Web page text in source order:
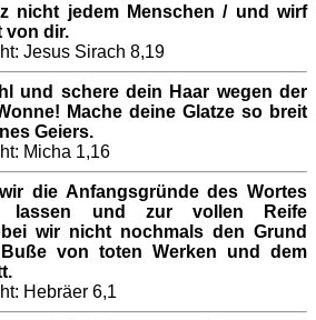
nicht jedem Menschen / und wirf
von dir.
Jesus Sirach 8,19
und schere dein Haar wegen der
Mache deine Glatze so breit
Geiers.
Micha 1,16
die Anfangsgründe des Wortes
lassen und zur vollen Reife
wir nicht nochmals den Grund
von toten Werken und dem
Hebräer 6,1